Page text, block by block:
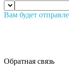
Вам будет
Обратная связь